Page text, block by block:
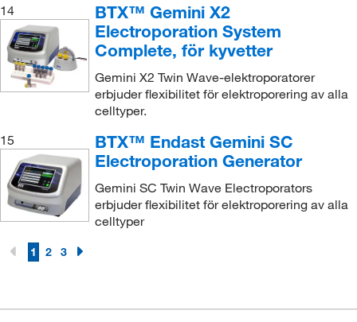
14
BTX™ Gemini X2
Electroporation System
Complete, för kyvetter
Gemini X2 Twin Wave-elektroporatorer
erbjuder flexibilitet för elektroporering av alla
celltyper.
15
BTX™ Endast Gemini SC
Electroporation Generator
Gemini SC Twin Wave Electroporators
erbjuder flexibilitet för elektroporering av alla
celltyper
1 2 3